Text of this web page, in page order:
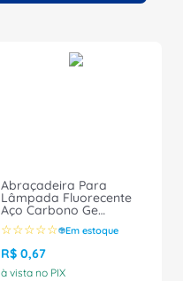
Abraçadeira Para
Lâmpada Fluorecente
Aço Carbono Ge
Pequeno T8 20/40W
AA0165 Decorlux
☆☆☆☆☆ Em estoque
R$ 0,67
à vista no PIX